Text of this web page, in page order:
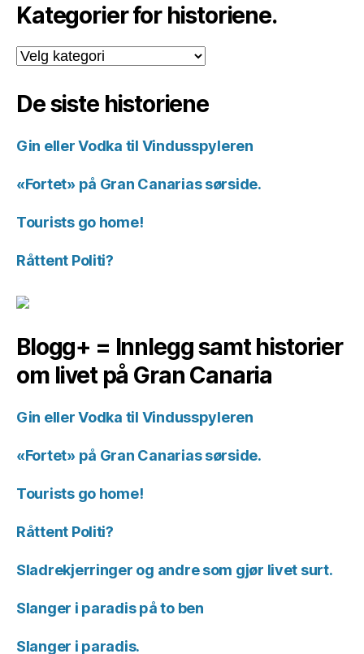
Kategorier for historiene.
Kategorier
for
De siste historiene
Gin eller Vodka til Vindusspyleren
«Fortet» på Gran Canarias sørside.
Tourists go home!
Råttent Politi?
Blogg+ = Innlegg samt historier
om livet på Gran Canaria
Gin eller Vodka til Vindusspyleren
«Fortet» på Gran Canarias sørside.
Tourists go home!
Råttent Politi?
Sladrekjerringer og andre som gjør livet surt.
Slanger i paradis på to ben
Slanger i paradis.